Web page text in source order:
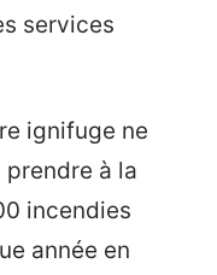
services
ignifuge ne
à la
incendies
année en